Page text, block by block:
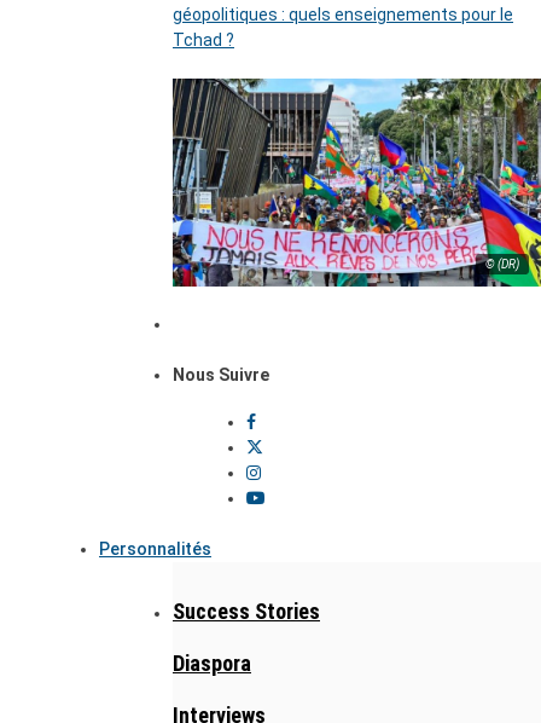
géopolitiques : quels enseignements pour le
Tchad ?
© (DR)
Nous Suivre
Personnalités
Success Stories
Diaspora
Interviews